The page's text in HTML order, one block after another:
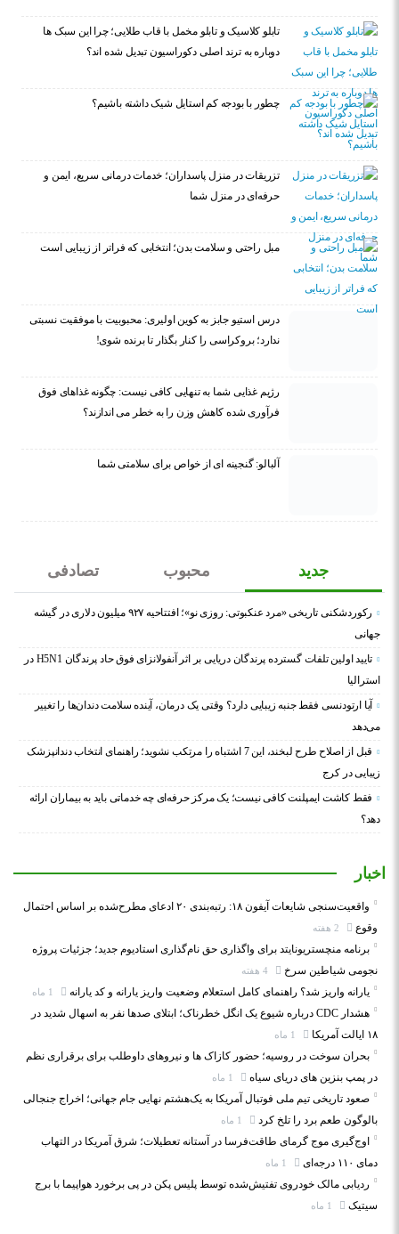
تابلو کلاسیک و تابلو مخمل با قاب طلایی؛ چرا این سبک ها
دوباره به ترند اصلی دکوراسیون تبدیل شده اند؟
چطور با بودجه کم استایل شیک داشته باشیم؟
تزریقات در منزل پاسداران؛ خدمات درمانی سریع، ایمن و
حرفه‌ای در منزل شما
مبل راحتی و سلامت بدن؛ انتخابی که فراتر از زیبایی است
درس استیو جابز به کوین اولیری: محبوبیت با موفقیت نسبتی
ندارد؛ بروکراسی را کنار بگذار تا برنده شوی!
رژیم غذایی شما به تنهایی کافی نیست: چگونه غذاهای فوق
فرآوری شده کاهش وزن را به خطر می اندازند؟
آلبالو: گنجینه ای از خواص برای سلامتی شما
جدید محبوب تصادفی
رکوردشکنی تاریخی «مرد عنکبوتی: روزی نو»؛ افتتاحیه ۹۲۷ میلیون دلاری در گیشه
جهانی
تایید اولین تلفات گسترده پرندگان دریایی بر اثر آنفولانزای فوق حاد پرندگان H5N1 در
استرالیا
آیا ارتودنسی فقط جنبه زیبایی دارد؟ وقتی یک درمان، آینده سلامت دندان‌ها را تغییر
می‌دهد
قبل از اصلاح طرح لبخند، این 7 اشتباه را مرتکب نشوید؛ راهنمای انتخاب دندانپزشک
زیبایی در کرج
فقط کاشت ایمپلنت کافی نیست؛ یک مرکز حرفه‌ای چه خدماتی باید به بیماران ارائه
دهد؟
اخبار
واقعیت‌سنجی شایعات آیفون ۱۸: رتبه‌بندی ۲۰ ادعای مطرح‌شده بر اساس احتمال
وقوع
برنامه منچستریونایتد برای واگذاری حق نام‌گذاری استادیوم جدید؛ جزئیات پروژه
نجومی شیاطین سرخ
یارانه واریز شد؟ راهنمای کامل استعلام وضعیت واریز یارانه و کد یارانه
هشدار CDC درباره شیوع یک انگل خطرناک؛ ابتلای صدها نفر به اسهال شدید در
۱۸ ایالت آمریکا
بحران سوخت در روسیه؛ حضور کازاک‌ ها و نیروهای داوطلب برای برقراری نظم
در پمپ بنزین‌ های دریای سیاه
صعود تاریخی تیم ملی فوتبال آمریکا به یک‌هشتم نهایی جام جهانی؛ اخراج جنجالی
بالوگون طعم برد را تلخ کرد
اوج‌گیری موج گرمای طاقت‌فرسا در آستانه تعطیلات؛ شرق آمریکا در التهاب
دمای ۱۱۰ درجه‌ای
ردیابی مالک خودروی تفتیش‌شده توسط پلیس پکن در پی برخورد هواپیما با برج
سیتیک